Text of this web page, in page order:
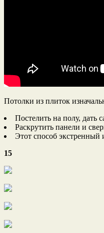
Потолки из плиток
Постелить на полу, дать
Раскрутить панели и
Этот способ экстренный
15